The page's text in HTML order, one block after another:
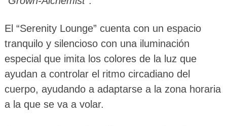
El “Serenity Lounge” cuenta con un espacio
tranquilo y silencioso con una iluminación
especial que imita los colores de la luz que
ayudan a controlar el ritmo circadiano del
cuerpo, ayudando a adaptarse a la zona horaria
a la que se va a volar.